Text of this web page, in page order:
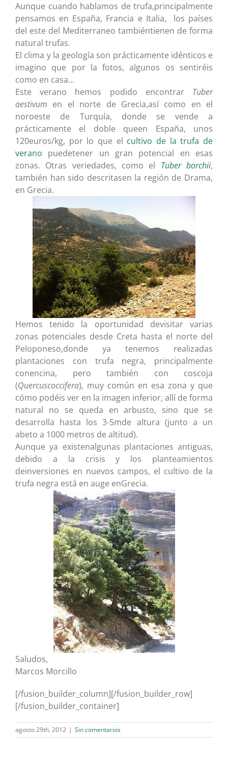
Aunque cuando hablamos de trufa,principalmente
pensamos en España, Francia e Italia,
los países
del este del Mediterraneo tambiéntienen de forma
natural trufas.
El clima y la geología son prácticamente idénticos e
imagino que por la fotos, algunos os sentiréis
como en casa…
Este verano hemos podido encontrar Tuber
aestivum en el norte de Grecia,así como en el
noroeste de Turquía, donde se vende a
prácticamente el doble queen España, unos
120euros/kg, por lo que el cultivo de la trufa de
verano puedetener un gran potencial en esas
zonas. Otras veriedades, como el Tuber borchii,
también han sido descritasen la región de Drama,
en Grecia.
Hemos tenido la oportunidad devisitar varias
zonas potenciales desde Creta hasta el norte del
Peloponeso,donde ya tenemos realizadas
plantaciones con trufa negra, principalmente
conencina, pero también con coscoja
(Quercuscoccifera), muy común en esa zona y que
cómo podéis ver en la imagen inferior, allí de forma
natural no se queda en arbusto, sino que se
desarrolla hasta los 3-5mde altura (junto a un
abeto a 1000 metros de altitud).
Aunque ya existenalgunas plantaciones antiguas,
debido a la crisis y los planteamientos
deinversiones en nuevos campos, el cultivo de la
trufa negra está en auge enGrecia.
Saludos,
Marcos Morcillo
[/fusion_builder_column][/fusion_builder_row]
[/fusion_builder_container]
agosto 29th, 2012 | Sin comentarios